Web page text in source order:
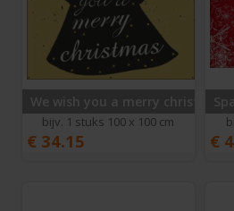
We wish you a merry christmas
bijv. 1 stuks 100 x 100 cm
€ 34.15 €